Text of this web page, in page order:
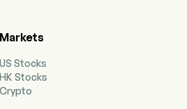
Markets
US Stocks
HK Stocks
Crypto